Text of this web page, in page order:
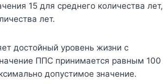
15 для среднего количества лет,
лет.
достойный уровень жизни с
ППС принимается равным 100
допустимое значение.